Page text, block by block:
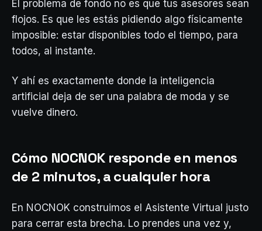
El problema de fondo no es que tus asesores sean
flojos. Es que les estás pidiendo algo físicamente
imposible: estar disponibles todo el tiempo, para
todos, al instante.
Y ahí es exactamente donde la inteligencia
artificial deja de ser una palabra de moda y se
vuelve dinero.
Cómo NOCNOK responde en menos
de 2 minutos, a cualquier hora
En NOCNOK construimos el Asistente Virtual justo
para cerrar esta brecha. Lo prendes una vez y,